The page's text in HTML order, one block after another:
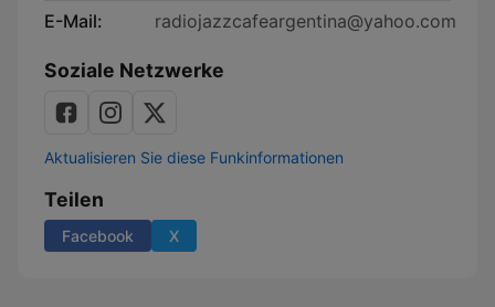
E-Mail:
radiojazzcafeargentina@yahoo.com
Soziale Netzwerke
Aktualisieren Sie diese Funkinformationen
Teilen
Facebook X